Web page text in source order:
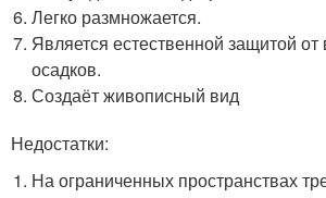
Легко размножается.
Является естественной защитой от
осадков.
Создаёт живописный вид
Недостатки:
На ограниченных пространствах